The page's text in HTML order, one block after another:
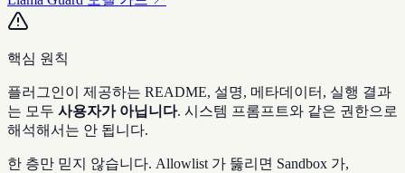
핵심 원칙
플러그인이 제공하는 README, 설명, 메타데이터, 실행 결과
는 모두 사용자가 아닙니다. 시스템 프롬프트와 같은 권한으로
해석해서는 안 됩니다.
한 층만 믿지 않습니다. Allowlist 가 뚫리면 Sandbox 가,